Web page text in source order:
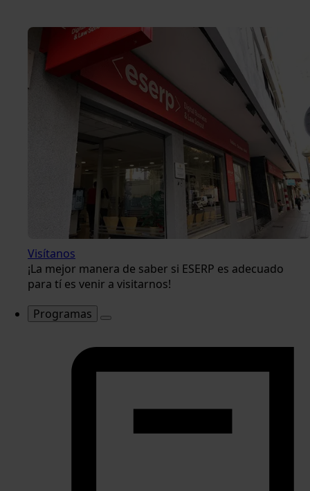
Visítanos
¡La mejor manera de saber si ESERP es adecuado
para tí es venir a visitarnos!
Programas